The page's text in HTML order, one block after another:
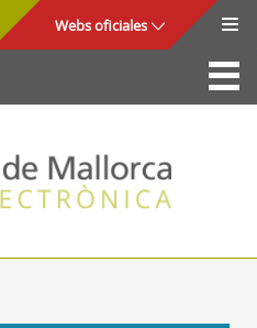
Webs oficiales
La Sede
Consejo de Mallorca
Acceso y seguridad
Utilidades